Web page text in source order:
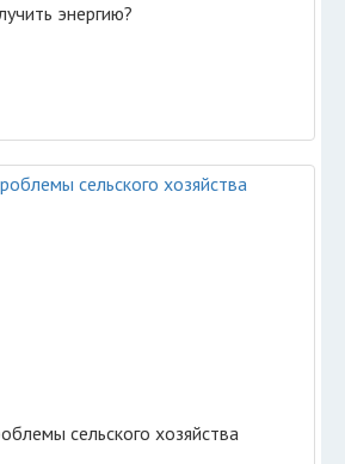
энергию?
сельского хозяйства